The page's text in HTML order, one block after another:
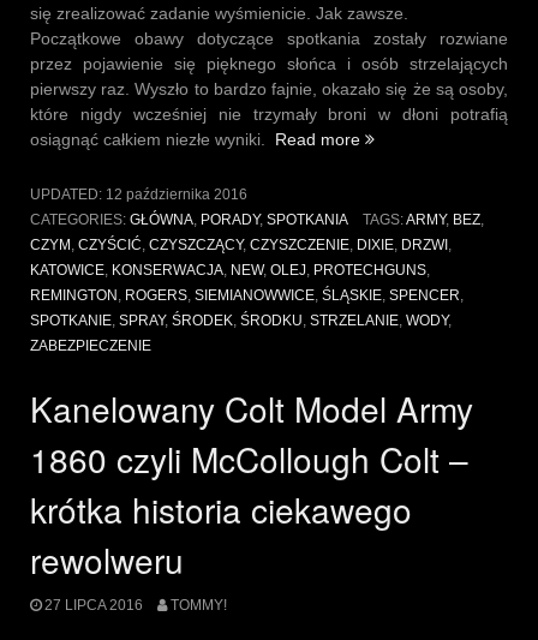
się zrealizować zadanie wyśmienicie. Jak zawsze.
Początkowe obawy dotyczące spotkania zostały rozwiane
przez pojawienie się pięknego słońca i osób strzelających
pierwszy raz. Wyszło to bardzo fajnie, okazało się że są osoby,
które nigdy wcześniej nie trzymały broni w dłoni potrafią
osiągnąć całkiem niezłe wyniki. Read more „Spotkanie
Śląskich
i
Dixie
11.08.2016”
UPDATED: 12 października 2016
CATEGORIES: GŁÓWNA, PORADY, SPOTKANIA TAGS:ARMY, BEZ,
CZYM , CZYŚCIĆ, CZYSZCZĄCY, CZYSZCZENIE, DIXIE, DRZWI ,
KATOWICE, KONSERWACJA, NEW, OLEJ, PROTECHGUNS,
REMINGTON , ROGERS, SIEMIANOWWICE, ŚLĄSKIE, SPENCER,
SPOTKANIE, SPRAY, ŚRODEK, ŚRODKU, STRZELANIE, WODY,
ZABEZPIECZENIE
Kanelowany Colt Model Army
1860 czyli McCollough Colt –
krótka historia ciekawego
rewolweru
27 LIPCA 2016 TOMMY!